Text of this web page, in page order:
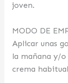
joven.
MODO DE
Aplicar unas
la mañana y/o
crema